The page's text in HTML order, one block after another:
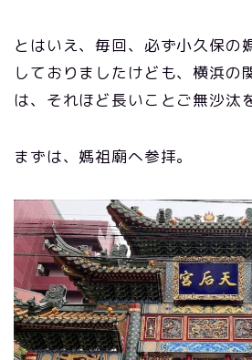
とはいえ、毎回、必ず小久保の
しておりましたけども、横浜の
は、それほど長いことご無沙汰
まずは、媽祖廟へ参拝。